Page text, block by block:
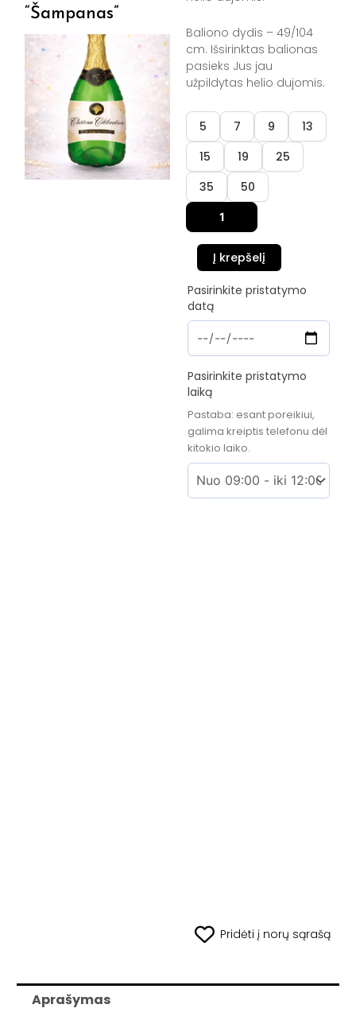
“Šampanas”
Baliono dydis – 49/104
cm. Išsirinktas balionas
pasieks Jus jau
užpildytas helio dujomis.
5 7 9
13
15
19
25
35
50
produkto
kiekis:
Folinis
balionas
"Šampanas"
Į krepšelį
Pasirinkite pristatymo
datą
Pasirinkite pristatymo
laiką
Pastaba: esant poreikiui,
galima kreiptis telefonu dėl
kitokio laiko.
Pridėti į norų sąrašą
Aprašymas